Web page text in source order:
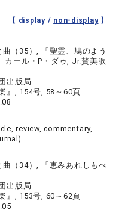
【 display / non-display】
（35）, 「聖霊、鳩のよう
ール・P・ダゥ, Jr.賛美歌
出版局
』, 154号, 58～60頁
review, commentary,
（34）, 「恵みあれしもべ
出版局
』, 153号, 60～62頁